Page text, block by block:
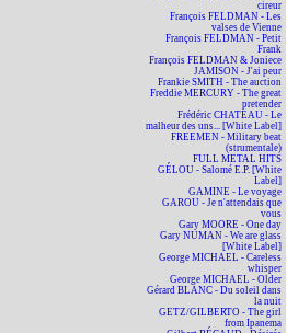
cireur
François FELDMAN - Les
valses de Vienne
François FELDMAN - Petit
Frank
François FELDMAN & Joniece
JAMISON - J'ai peur
Frankie SMITH - The auction
Freddie MERCURY - The great
pretender
Frédéric CHATEAU - Le
malheur des uns... [White Label]
FREEMEN - Military beat
(strumentale)
FULL METAL HITS
GÉLOU - Salomé E.P. [White
Label]
GAMINE - Le voyage
GAROU - Je n'attendais que
vous
Gary MOORE - One day
Gary NUMAN - We are glass
[White Label]
George MICHAEL - Careless
whisper
George MICHAEL - Older
Gérard BLANC - Du soleil dans
la nuit
GETZ/GILBERTO - The girl
from Ipanema